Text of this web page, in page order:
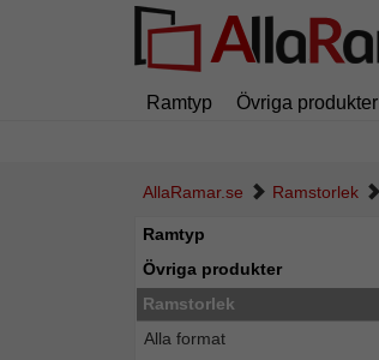
Ramtyp Övriga produkter
AllaRamar.se Ramstorlek
Ramtyp
Övriga produkter
Ramstorlek
Alla format